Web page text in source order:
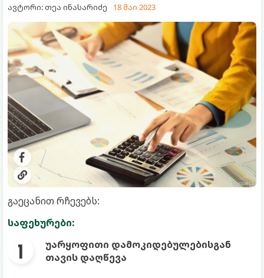
ავტორი: თეა ინასარიძე 18 მაი 2023
გაეცანით რჩევებს:
საფეხურები:
უარყოფითი დამოკიდებულებისგან
თავის დაღწევა